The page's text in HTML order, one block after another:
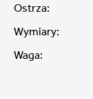
Ostrza:
Wymiary:
Waga: